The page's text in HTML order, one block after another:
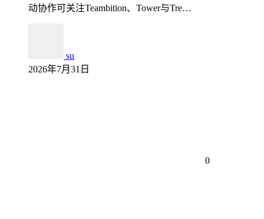
动协作可关注Teambition、Tower与Tre…
su
2026年7月31日
0